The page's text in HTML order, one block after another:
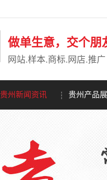
做单生意，交个朋
网站.样本.商标.网店.推广
贵州新闻资讯 贵州产品